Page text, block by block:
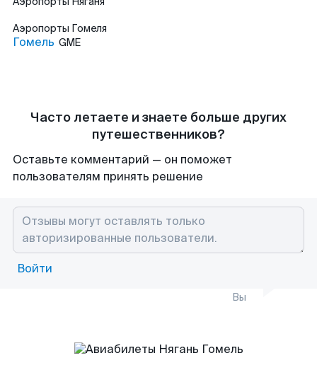
Аэропорты Гомеля
Гомель GME
Часто летаете и знаете больше других
путешественников?
Оставьте комментарий — он поможет
пользователям принять решение
Войти
Вы